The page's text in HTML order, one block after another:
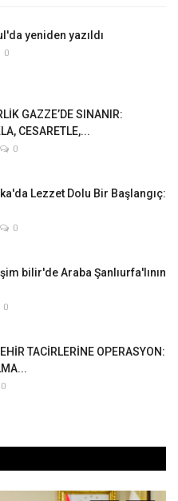
yeniden yazıldı
0
GAZZE’DE SINANIR:
CESARETLE,...
0
Lezzet Dolu Bir Başlangıç:
0
bilir'de Araba Şanlıurfa'lının
0
TACİRLERİNE OPERASYON:
0